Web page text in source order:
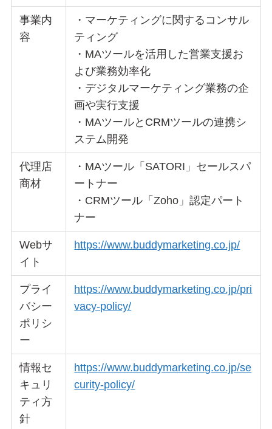
事業内
容
・マーケティングに関するコンサル
ティング
・MAツールを活用した営業支援お
よび業務効率化
・デジタルマーケティング業務の企
画や実行支援
・MAツールとCRMツールの連携シ
ステム開発
代理店
商材
・MAツール「SATORI」セールスパ
ートナー
・CRMツール「Zoho」認定パート
ナー
Webサ
イト
https://www.buddymarketing.co.jp/
プライ
バシー
ポリシ
ー
https://www.buddymarketing.co.jp/pri
vacy-policy/
情報セ
キュリ
ティ方
針
https://www.buddymarketing.co.jp/se
curity-policy/